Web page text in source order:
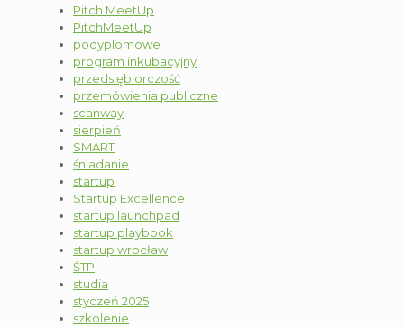
Pitch MeetUp
PitchMeetUp
podyplomowe
program inkubacyjny
przedsiębiorczość
przemówienia publiczne
scanway
sierpień
SMART
śniadanie
startup
Startup Excellence
startup launchpad
startup playbook
startup wrocław
ŚTP
studia
styczeń 2025
szkolenie